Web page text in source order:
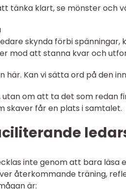
tänka klart, se mönster och
skynda förbi
mod att stanna kvar och
här. Kan vi sätta ord på den
om att ta det som redan
skaver får en plats i samtalet.
inte genom att bara läsa
återkommande träning,
är: